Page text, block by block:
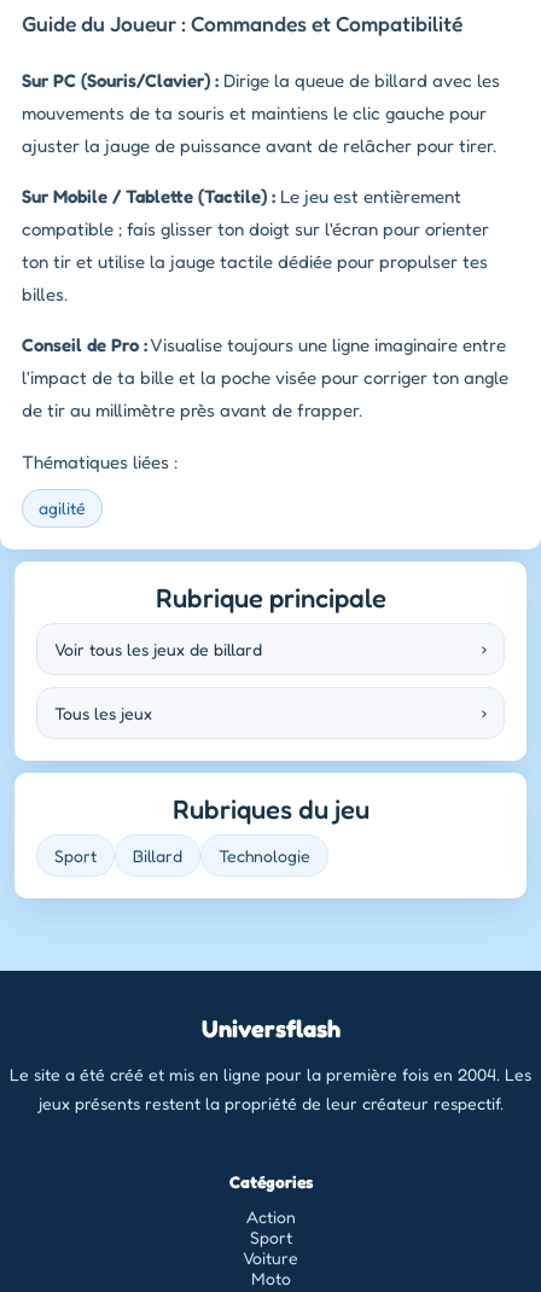
Guide du Joueur : Commandes et Compatibilité
Sur PC (Souris/Clavier) : Dirige la queue de billard avec les
mouvements de ta souris et maintiens le clic gauche pour
ajuster la jauge de puissance avant de relâcher pour tirer.
Sur Mobile / Tablette (Tactile) : Le jeu est entièrement
compatible ; fais glisser ton doigt sur l'écran pour orienter
ton tir et utilise la jauge tactile dédiée pour propulser tes
billes.
Conseil de Pro :Visualise toujours une ligne imaginaire entre
l'impact de ta bille et la poche visée pour corriger ton angle
de tir au millimètre près avant de frapper.
Thématiques liées :
agilité
Rubrique principale
Voir tous les jeux de billard ›
Tous les jeux ›
Rubriques du jeu
Sport Billard Technologie
Universflash
Le site a été créé et mis en ligne pour la première fois en 2004. Les
jeux présents restent la propriété de leur créateur respectif.
Catégories
Action
Sport
Voiture
Moto